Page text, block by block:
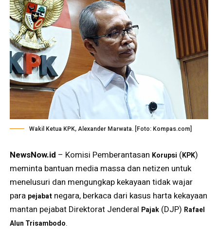
Wakil Ketua KPK, Alexander Marwata. [Foto: Kompas.com]
NewsNow.id – Komisi Pemberantasan Korupsi (KPK)
meminta bantuan media massa dan netizen untuk
menelusuri dan mengungkap kekayaan tidak wajar
para pejabat negara, berkaca dari kasus harta kekayaan
mantan pejabat Direktorat Jenderal Pajak (DJP) Rafael
Alun Trisambodo.